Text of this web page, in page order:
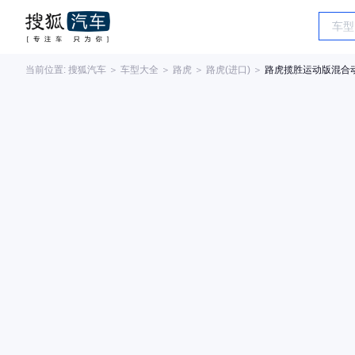
当前位置: 搜狐汽车 ＞ 车型大全 ＞ 路虎 ＞ 路虎(进口) ＞ 路虎揽胜运动版混合